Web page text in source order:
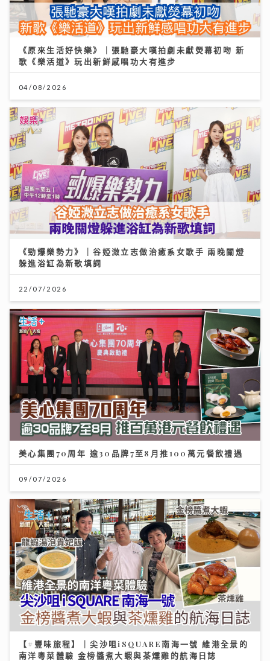
《原來生活好快樂》｜張馳豪大嘆拍劇未獻熒幕初吻 新
歌《樂活道》玩出新鮮感唱功大有進步
04/08/2026
《勁爆樂勢力》｜谷婭溦立志做治癒系女歌手 兩晚關燈
躲進浴缸為新歌填詞
22/07/2026
美心集團70周年 逾30品牌7至8月推100萬元餐飲禮遇
09/07/2026
【#豐味旅程】｜尖沙咀iSQUARE南海一號 維港全景的
南洋粵菜體驗 金榜醬煮大蝦與茶燻雞的航海日誌